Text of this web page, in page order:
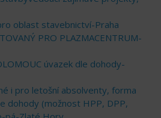
oblast stavebnictví-Praha
PRO PLAZMACENTRUM-
úvazek dle dohody-
i pro letošní absolventy, forma
dohody (možnost HPP, DPP,